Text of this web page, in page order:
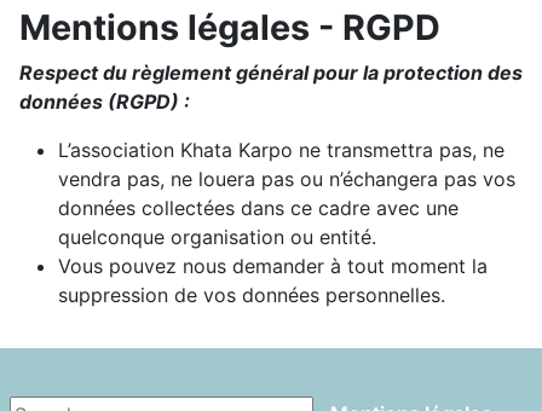
Mentions légales - RGPD
Respect du règlement général pour la protection des
données (RGPD) :
L’association Khata Karpo ne transmettra pas, ne
vendra pas, ne louera pas ou n’échangera pas vos
données collectées dans ce cadre avec une
quelconque organisation ou entité.
Vous pouvez nous demander à tout moment la
suppression de vos données personnelles.